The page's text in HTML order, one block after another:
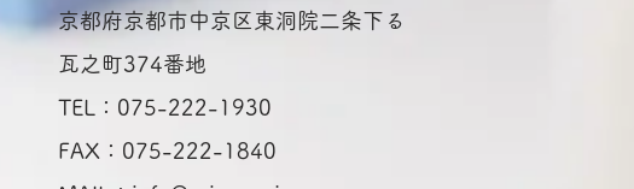
京都府京都市中京区東洞院二条下る
瓦之町374番地
TEL：075-222-1930
FAX：075-222-1840